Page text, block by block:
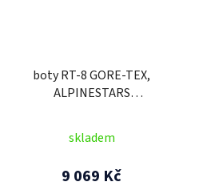
boty RT-8 GORE-TEX,
ALPINESTARS
skladem
9 069 Kč